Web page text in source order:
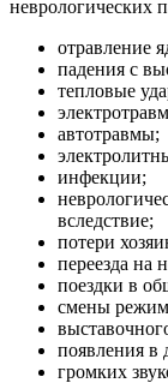
неврологических
отравление
падения с
тепловые
автотравмы;
инфекции;
вследствие;
потери
переезда на
поездки в
смены
появления в
громких